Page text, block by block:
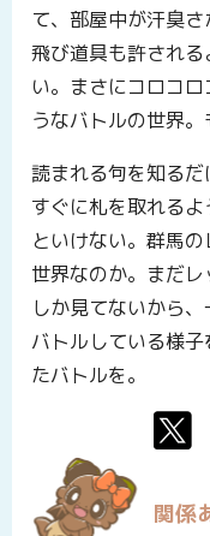
て、部屋中が汗臭
飛び道具も許され
い。まさにコロコ
うなバトルの世界。
読まれる句を知るだ
すぐに札を取れる
といけない。群馬
世界なのか。まだ
しか見てないから
バトルしている様
たバトルを。
関係